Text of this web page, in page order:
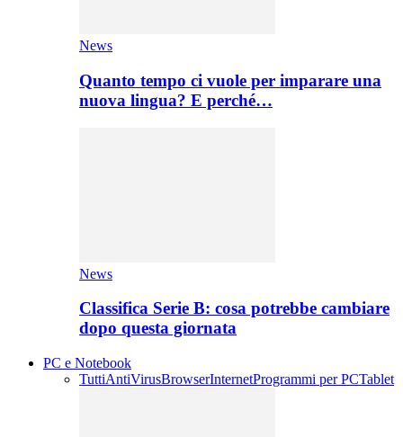
News
Quanto tempo ci vuole per imparare una
nuova lingua? E perché…
News
Classifica Serie B: cosa potrebbe cambiare
dopo questa giornata
PC e Notebook
TuttiAntiVirusBrowserInternetProgrammi per PCTablet